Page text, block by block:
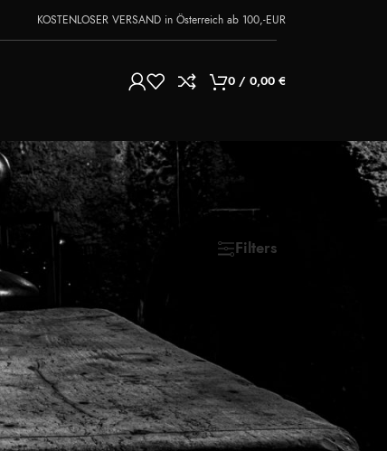
KOSTENLOSER VERSAND in Österreich ab 100,-EUR
0 / 0,00 €
Show 9 24 Filters